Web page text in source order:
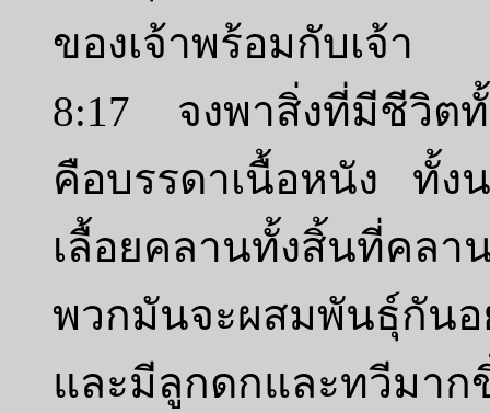
ของเจ้าพร้อมกับเจ้า
8:17 จงพาสิ่งที่มีชีวิตทั้
คือบรรดาเนื้อหนัง ทั้
เลื้อยคลานทั้งสิ้นที่ค
พวกมันจะผสมพันธุ์กัน
และมีลูกดกและทวีมา